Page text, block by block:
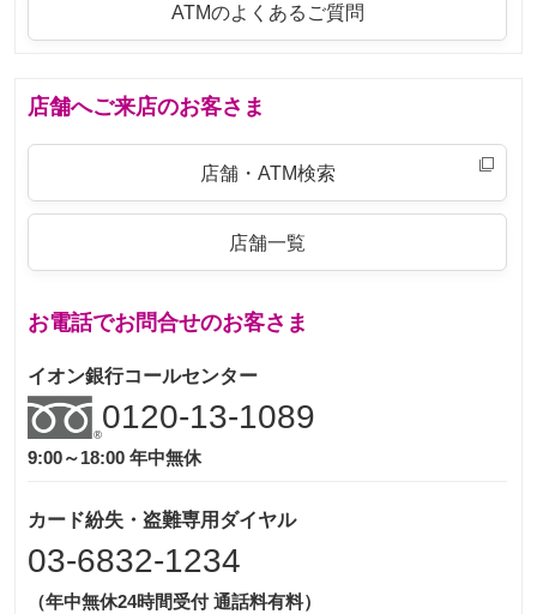
ATMのよくあるご質問
店舗へご来店のお客さま
店舗・ATM検索
店舗一覧
お電話でお問合せのお客さま
イオン銀行コールセンター
0120-13-1089
9:00～18:00 年中無休
カード紛失・盗難専用ダイヤル
03-6832-1234
（年中無休24時間受付 通話料有料）